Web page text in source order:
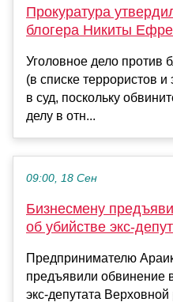
Прокуратура
блогера Никиты
Уголовное дело против
(в списке террористов
в суд, поскольку
делу в отн...
09:00, 18 Сен
Бизнесмену
об убийстве экс-
Предпринимателю
предъявили обвинение
экс-депутата